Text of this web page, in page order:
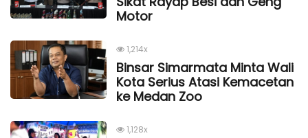
Motor
1,214x
Binsar Simarmata Minta Wali
Kota Serius Atasi Kemacetan
ke Medan Zoo
1,128x